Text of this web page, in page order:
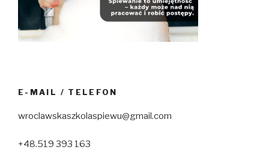
E-MAIL / TELEFON
wroclawskaszkolaspiewu@gmail.com
+48.519 393 163